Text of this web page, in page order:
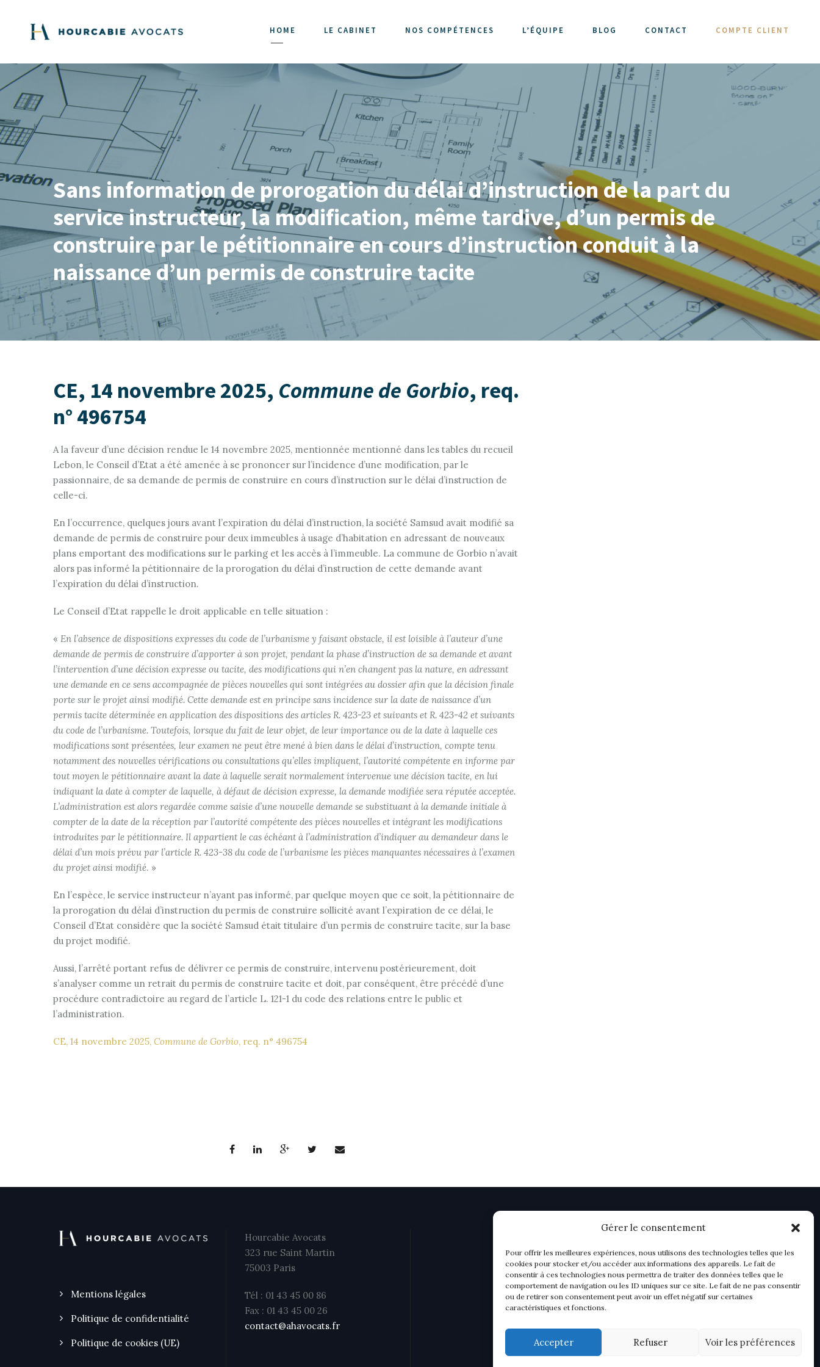
Gérer le consentement
Pour offrir les meilleures expériences, nous utilisons des technologies telles que les
cookies pour stocker et/ou accéder aux informations des appareils. Le fait de
consentir à ces technologies nous permettra de traiter des données telles que le
comportement de navigation ou les ID uniques sur ce site. Le fait de ne pas consentir
ou de retirer son consentement peut avoir un effet négatif sur certaines
caractéristiques et fonctions.
Accepter Refuser Voir les préférences
HOME LE CABINET NOS COMPÉTENCES L’ÉQUIPE BLOG CONTACT COMPTE CLIENT
Sans information de prorogation du délai d’instruction de la part du
service instructeur, la modification, même tardive, d’un permis de
construire par le pétitionnaire en cours d’instruction conduit à la
naissance d’un permis de construire tacite
CE, 14 novembre 2025, Commune de Gorbio, req.
n° 496754
A la faveur d’une décision rendue le 14 novembre 2025, mentionnée mentionné dans les tables du recueil
Lebon, le Conseil d’Etat a été amenée à se prononcer sur l’incidence d’une modification, par le
passionnaire, de sa demande de permis de construire en cours d’instruction sur le délai d’instruction de
celle-ci.
En l’occurrence, quelques jours avant l’expiration du délai d’instruction, la société Samsud avait modifié sa
demande de permis de construire pour deux immeubles à usage d’habitation en adressant de nouveaux
plans emportant des modifications sur le parking et les accès à l’immeuble. La commune de Gorbio n’avait
alors pas informé la pétitionnaire de la prorogation du délai d’instruction de cette demande avant
l’expiration du délai d’instruction.
Le Conseil d’Etat rappelle le droit applicable en telle situation :
« En l’absence de dispositions expresses du code de l’urbanisme y faisant obstacle, il est loisible à l’auteur d’une
demande de permis de construire d’apporter à son projet, pendant la phase d’instruction de sa demande et avant
l’intervention d’une décision expresse ou tacite, des modifications qui n’en changent pas la nature, en adressant
une demande en ce sens accompagnée de pièces nouvelles qui sont intégrées au dossier afin que la décision finale
porte sur le projet ainsi modifié. Cette demande est en principe sans incidence sur la date de naissance d’un
permis tacite déterminée en application des dispositions des articles R. 423-23 et suivants et R. 423-42 et suivants
du code de l’urbanisme. Toutefois, lorsque du fait de leur objet, de leur importance ou de la date à laquelle ces
modifications sont présentées, leur examen ne peut être mené à bien dans le délai d’instruction, compte tenu
notamment des nouvelles vérifications ou consultations qu’elles impliquent, l’autorité compétente en informe par
tout moyen le pétitionnaire avant la date à laquelle serait normalement intervenue une décision tacite, en lui
indiquant la date à compter de laquelle, à défaut de décision expresse, la demande modifiée sera réputée acceptée.
L’administration est alors regardée comme saisie d’une nouvelle demande se substituant à la demande initiale à
compter de la date de la réception par l’autorité compétente des pièces nouvelles et intégrant les modifications
introduites par le pétitionnaire. Il appartient le cas échéant à l’administration d’indiquer au demandeur dans le
délai d’un mois prévu par l’article R. 423-38 du code de l’urbanisme les pièces manquantes nécessaires à l’examen
du projet ainsi modifié. »
En l’espèce, le service instructeur n’ayant pas informé, par quelque moyen que ce soit, la pétitionnaire de
la prorogation du délai d’instruction du permis de construire sollicité avant l’expiration de ce délai, le
Conseil d’Etat considère que la société Samsud était titulaire d’un permis de construire tacite, sur la base
du projet modifié.
Aussi, l’arrêté portant refus de délivrer ce permis de construire, intervenu postérieurement, doit
s’analyser comme un retrait du permis de construire tacite et doit, par conséquent, être précédé d’une
procédure contradictoire au regard de l’article L. 121-1 du code des relations entre le public et
l’administration.
CE, 14 novembre 2025, Commune de Gorbio, req. n° 496754
Mentions légales
Politique de confidentialité
Politique de cookies (UE)
Hourcabie Avocats
323 rue Saint Martin
75003 Paris
Tél : 01 43 45 00 86
Fax : 01 43 45 00 26
contact@ahavocats.fr